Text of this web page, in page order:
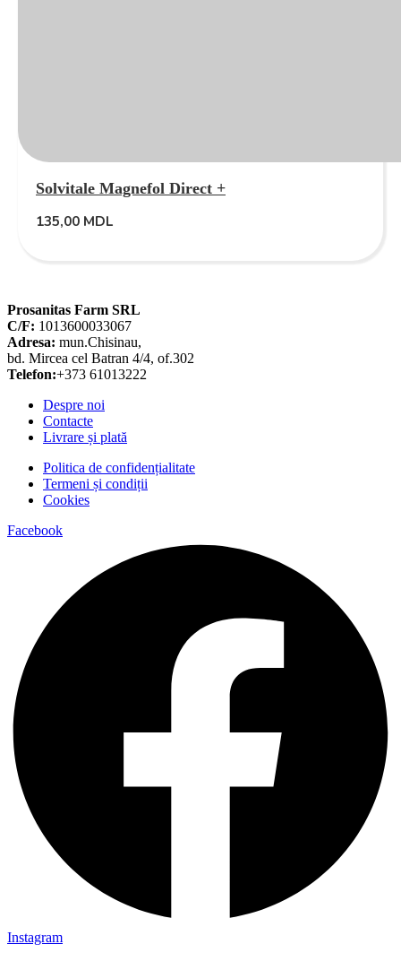
Solvitale Magnefol Direct +
135,00 MDL
Prosanitas Farm SRL
C/F: 1013600033067
Adresa: mun.Chisinau,
bd. Mircea cel Batran 4/4, of.302
Telefon:+373 61013222
Despre noi
Contacte
Livrare și plată
Politica de confidențialitate
Termeni și condiții
Cookies
Facebook
Instagram